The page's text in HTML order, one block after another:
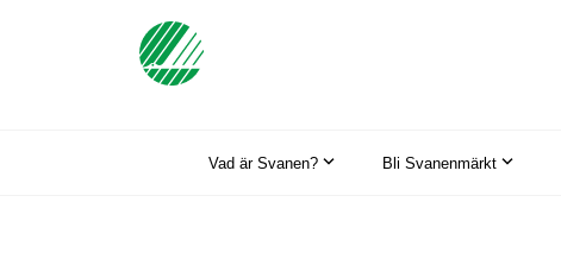
Vad är Svanen? Bli Svanenmärkt